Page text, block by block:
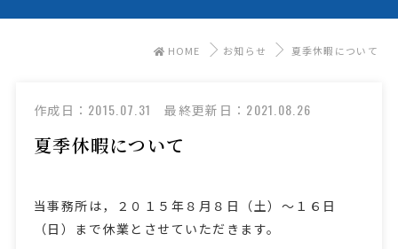
HOME お知らせ 夏季休暇について
作成日： 2015.07.31 最終更新日： 2021.08.26
夏季休暇について
当事務所は，２０１５年８月８日（土）～１６日
（日）まで休業とさせていただきます。